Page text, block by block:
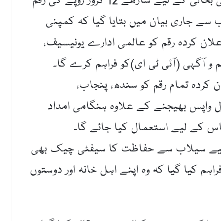
جاری بیان میں بتایا گیا کہ کمپنی
کردہ رقم کو عالمی ادارے یونیسیف،
و آگہی (آئی ٹی ای)کو فراہم کرے گا۔
کردہ تمام رقم کو سندھ، پنجاب،
واپس بھیجنے کے علاوہ ہنگامی امداد
کے لیے استعمال کیا جائے گا۔
سیلاب سے حفاظت کا سیفٹی چیک بھی
کیا گیا کہ وہ اپنے اہل خانہ اور دوستوں